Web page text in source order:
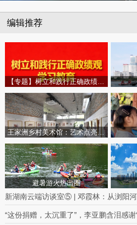
编辑推荐
王家洲乡村美术馆：艺术点亮田园乡村
避暑游火热出圈
“这份捐赠，太沉重了”，李亚鹏含泪感